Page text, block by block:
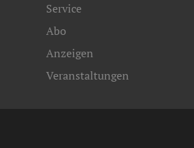
Service
Abo
Anzeigen
Veranstaltungen